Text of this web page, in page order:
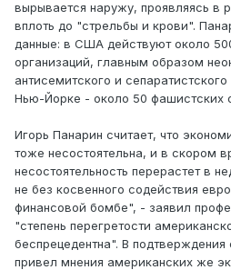
вырывается наружу, проявляясь в
вплоть до "стрельбы и крови".
данные: в США действуют около
организаций, главным образом
антисемитского и
Нью-Йорке - около 50 фашистских
Игорь Панарин считает, что
тоже несостоятельна, и в скором
несостоятельность перерастет в
не без косвенного содействия
финансовой бомбе", - заявил
"степень перегретости
беспрецедентна". В подтверждения
привел мнения американских же